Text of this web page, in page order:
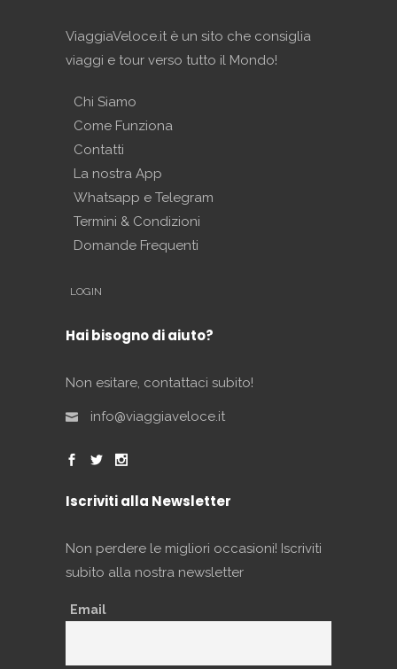
ViaggiaVeloce.it è un sito che consiglia
viaggi e tour verso tutto il Mondo!
Chi Siamo
Come Funziona
Contatti
La nostra App
Whatsapp e Telegram
Termini & Condizioni
Domande Frequenti
LOGIN
Hai bisogno di aiuto?
Non esitare, contattaci subito!
info@viaggiaveloce.it
Iscriviti alla Newsletter
Non perdere le migliori occasioni! Iscriviti
subito alla nostra newsletter
Email